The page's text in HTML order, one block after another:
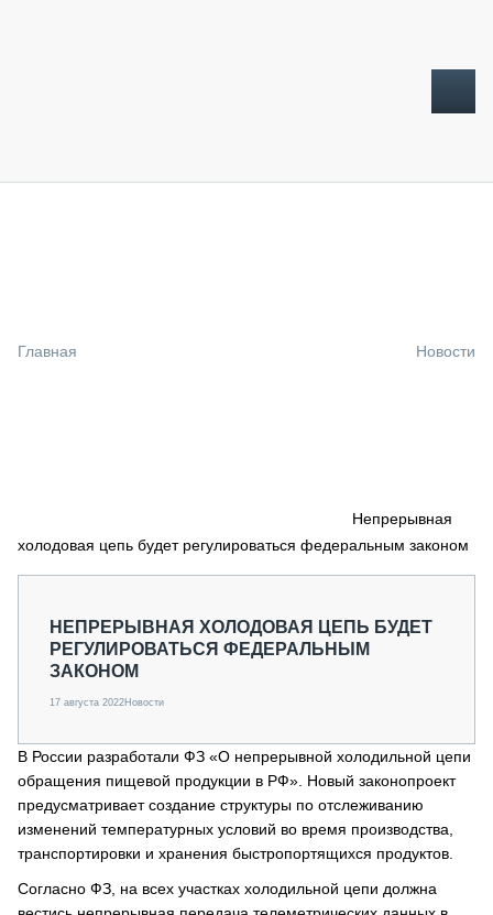
СПЕЦПРОЕКТЫ
О ПРОЕКТЕ
Главная Новости
Непрерывная
холодовая цепь будет регулироваться федеральным законом
НЕПРЕРЫВНАЯ ХОЛОДОВАЯ ЦЕПЬ БУДЕТ
РЕГУЛИРОВАТЬСЯ ФЕДЕРАЛЬНЫМ
ЗАКОНОМ
17 августа 2022Новости
В России разработали ФЗ «О непрерывной холодильной цепи
обращения пищевой продукции в РФ». Новый законопроект
предусматривает создание структуры по отслеживанию
изменений температурных условий во время производства,
транспортировки и хранения быстропортящихся продуктов.
Согласно ФЗ, на всех участках холодильной цепи должна